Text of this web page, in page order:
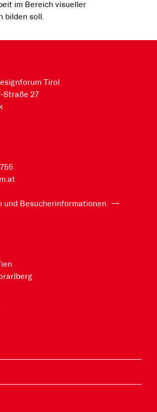
im Bereich visueller
bilden soll.
Tirol
Straße 27
und Besucherinformationen